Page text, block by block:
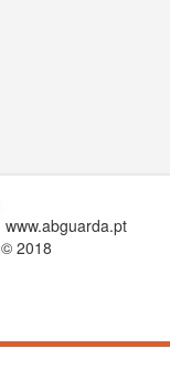
2018